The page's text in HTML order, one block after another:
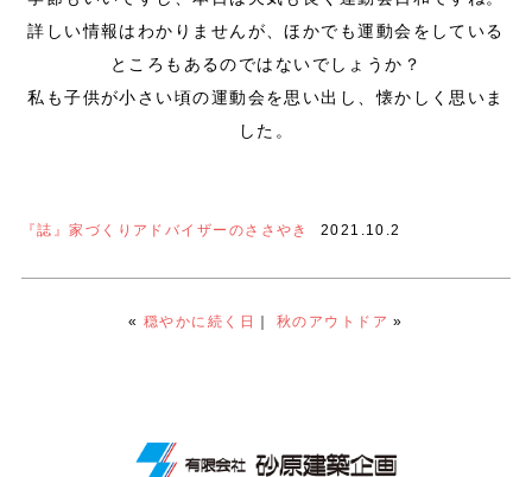
詳しい情報はわかりませんが、ほかでも運動会をしている
ところもあるのではないでしょうか？
私も子供が小さい頃の運動会を思い出し、懐かしく思いま
した。
『誌』家づくりアドバイザーのささやき 2021.10.2
« 穏やかに続く日 ｜ 秋のアウトドア »